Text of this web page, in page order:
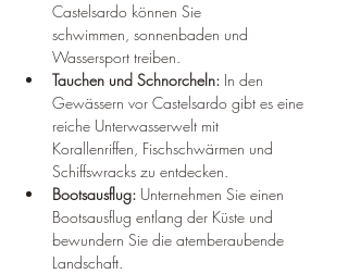
Castelsardo können Sie
schwimmen, sonnenbaden und
Wassersport treiben.
Tauchen und Schnorcheln: In den
Gewässern vor Castelsardo gibt es eine
reiche Unterwasserwelt mit
Korallenriffen, Fischschwärmen und
Schiffswracks zu entdecken.
Bootsausflug: Unternehmen Sie einen
Bootsausflug entlang der Küste und
bewundern Sie die atemberaubende
Landschaft.